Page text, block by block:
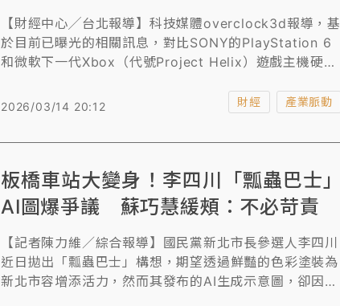
【財經中心╱台北報導】科技媒體overclock3d報導，基
於目前已曝光的相關訊息，對比SONY的PlayStation 6
和微軟下一代Xbox（代號Project Helix）遊戲主機硬體
2026/03/14 20:12 財經 產業脈動
板橋車站大變身！李四川「瓢蟲巴士」
AI圖爆爭議 蘇巧慧緩頰：不必苛責
【記者陳力維／綜合報導】國民黨新北市長參選人李四川
近日拋出「瓢蟲巴士」構想，期望透過鮮豔的色彩塗裝為
新北市容增添活力，然而其發布的AI生成示意圖，卻因